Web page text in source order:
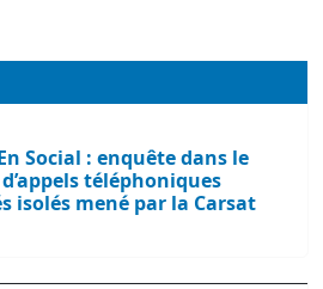
Social : enquête dans le
téléphoniques
isolés mené par la Carsat